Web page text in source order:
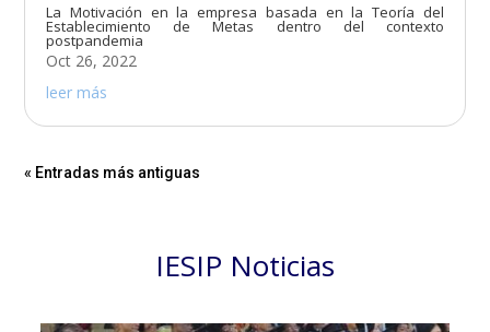
La Motivación en la empresa basada en la Teoría del
Establecimiento de Metas dentro del contexto
postpandemia
Oct 26, 2022
leer más
« Entradas más antiguas
IESIP Noticias